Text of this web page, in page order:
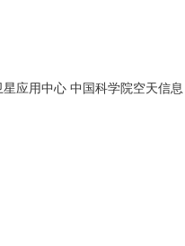
应用中心 中国科学院空天信息